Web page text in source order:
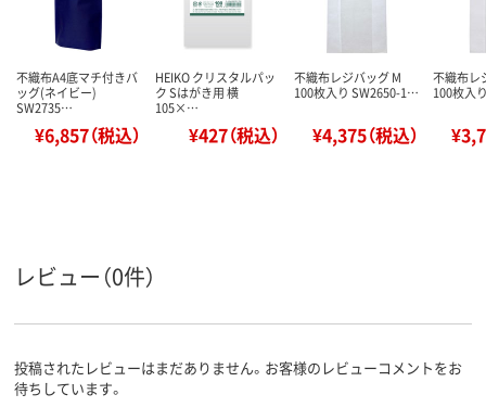
不織布A4底マチ付きバ
ッグ(ネイビー)
SW2735…
¥6,857（税込）
HEIKO クリスタルパッ
ク Sはがき用 横
105×…
¥427（税込）
不織布レジバッグ M
100枚入り SW2650-1…
¥4,375（税込）
不織布レ
100枚入
レビュー（0件）
投稿されたレビューはまだありません。お客様のレビューコメントをお
待ちしています。